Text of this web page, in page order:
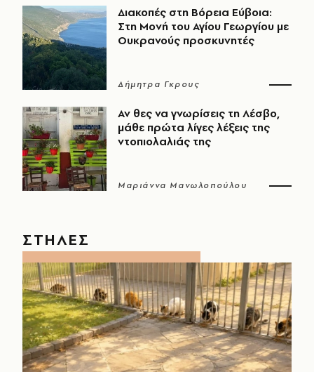
Διακοπές στη Βόρεια Εύβοια:
Στη Μονή του Αγίου Γεωργίου με
Ουκρανούς προσκυνητές
Δήμητρα Γκρους
Αν θες να γνωρίσεις τη Λέσβο,
μάθε πρώτα λίγες λέξεις της
ντοπιολαλιάς της
Μαριάννα Μανωλοπούλου
ΣΤΗΛΕΣ